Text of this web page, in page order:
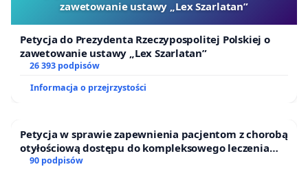
zawetowanie ustawy „Lex Szarlatan”
Petycja do Prezydenta Rzeczypospolitej Polskiej o
zawetowanie ustawy „Lex Szarlatan”
26 393 podpisów
Informacja o przejrzystości
Petycja w sprawie zapewnienia pacjentom z chorobą
otyłościową dostępu do kompleksowego leczenia
oraz programów profilaktycznych.
90 podpisów